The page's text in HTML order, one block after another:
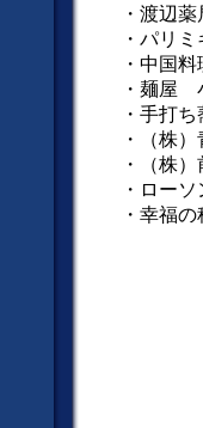
・渡辺薬
・パリミ
・中国
・麺屋
・手打ち
・（株）
・（株）
・ローソ
・幸福の